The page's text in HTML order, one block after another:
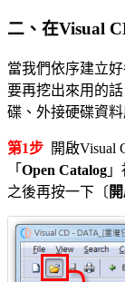
二、在Visual
當我們依序建立
要再挖出來用的
碟、外接硬碟資
第1步 開啟Visual
「 Open Catalog
之後再按一下〔